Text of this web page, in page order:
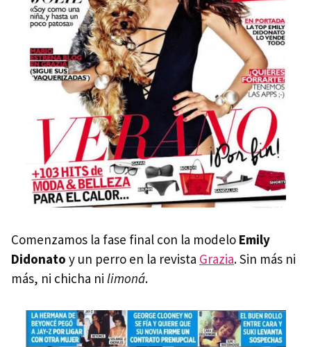
Comenzamos la fase final con la modelo Emily
Didonato y un perro en la revista Grazia. Sin más ni
más, ni chicha ni limoná.